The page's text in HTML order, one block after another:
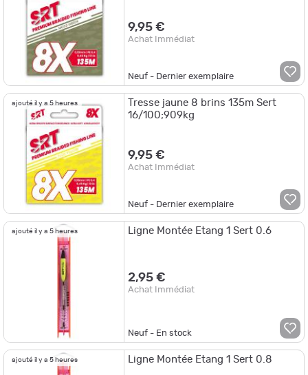
9,95 €
Achat Immédiat
Neuf - Dernier exemplaire
ajouté il y a 5 heures
Tresse jaune 8 brins 135m Sert
16/100;909kg
9,95 €
Achat Immédiat
Neuf - Dernier exemplaire
ajouté il y a 5 heures Ligne Montée Etang 1 Sert 0.6
2,95 €
Achat Immédiat
Neuf - En stock
ajouté il y a 5 heures Ligne Montée Etang 1 Sert 0.8